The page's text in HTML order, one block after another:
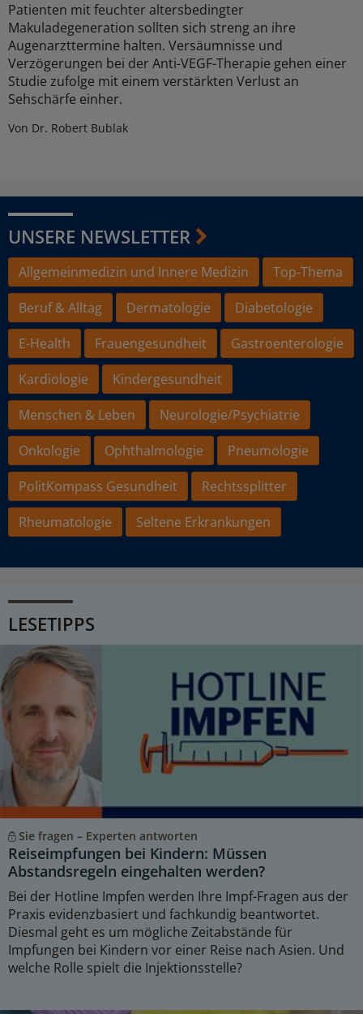
Patienten mit feuchter altersbedingter
Makuladegeneration sollten sich streng an ihre
Augenarzttermine halten. Versäumnisse und
Verzögerungen bei der Anti-VEGF-Therapie gehen einer
Studie zufolge mit einem verstärkten Verlust an
Sehschärfe einher.
Von Dr. Robert Bublak
UNSERE NEWSLETTER
Allgemeinmedizin und Innere Medizin
Top-Thema
Beruf & Alltag
Dermatologie
Diabetologie
E-Health
Frauengesundheit
Gastroenterologie
Kardiologie
Kindergesundheit
Menschen & Leben
Neurologie/Psychiatrie
Onkologie
Ophthalmologie
Pneumologie
PolitKompass Gesundheit
Rechtssplitter
Rheumatologie
Seltene Erkrankungen
LESETIPPS
Sie fragen – Experten antworten
Reiseimpfungen bei Kindern: Müssen
Abstandsregeln eingehalten werden?
Bei der Hotline Impfen werden Ihre Impf-Fragen aus der
Praxis evidenzbasiert und fachkundig beantwortet.
Diesmal geht es um mögliche Zeitabstände für
Impfungen bei Kindern vor einer Reise nach Asien. Und
welche Rolle spielt die Injektionsstelle?